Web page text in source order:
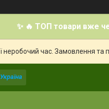
✨ 🔥 ТОП товари вже
неробочий час. Замовлення та